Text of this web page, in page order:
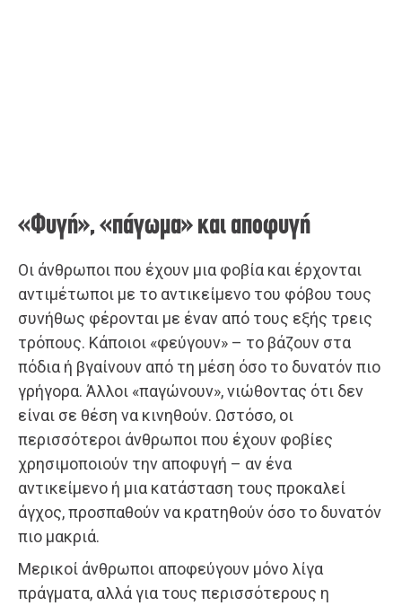
«Φυγή», «πάγωμα» και αποφυγή
Οι άνθρωποι που έχουν μια φοβία και έρχονται
αντιμέτωποι με το αντικείμενο του φόβου τους
συνήθως φέρονται με έναν από τους εξής τρεις
τρόπους. Κάποιοι «φεύγουν» – το βάζουν στα
πόδια ή βγαίνουν από τη μέση όσο το δυνατόν πιο
γρήγορα. Άλλοι «παγώνουν», νιώθοντας ότι δεν
είναι σε θέση να κινηθούν. Ωστόσο, οι
περισσότεροι άνθρωποι που έχουν φοβίες
χρησιμοποιούν την αποφυγή – αν ένα
αντικείμενο ή μια κατάσταση τους προκαλεί
άγχος, προσπαθούν να κρατηθούν όσο το δυνατόν
πιο μακριά.
Μερικοί άνθρωποι αποφεύγουν μόνο λίγα
πράγματα, αλλά για τους περισσότερους η